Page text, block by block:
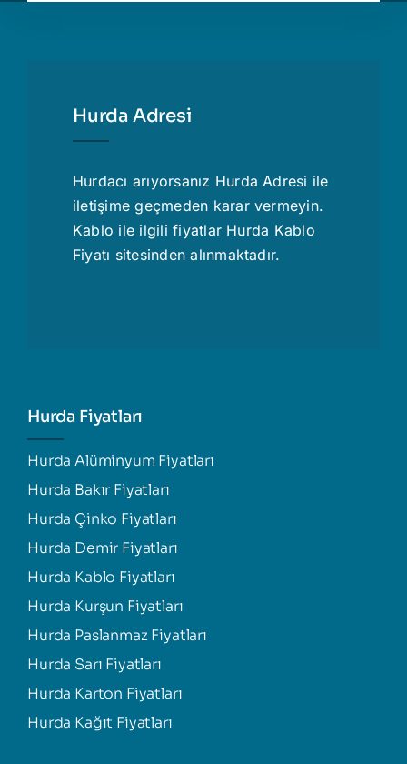
Hurda Adresi
Hurdacı arıyorsanız Hurda Adresi ile
iletişime geçmeden karar vermeyin.
Kablo ile ilgili fiyatlar Hurda Kablo
Fiyatı sitesinden alınmaktadır.
Hurda Fiyatları
Hurda Alüminyum Fiyatları
Hurda Bakır Fiyatları
Hurda Çinko Fiyatları
Hurda Demir Fiyatları
Hurda Kablo Fiyatları
Hurda Kurşun Fiyatları
Hurda Paslanmaz Fiyatları
Hurda Sarı Fiyatları
Hurda Karton Fiyatları
Hurda Kağıt Fiyatları